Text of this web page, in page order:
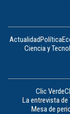
ActualidadPolítica
Ciencia y
Clic Verde
La entrevista
Mesa de